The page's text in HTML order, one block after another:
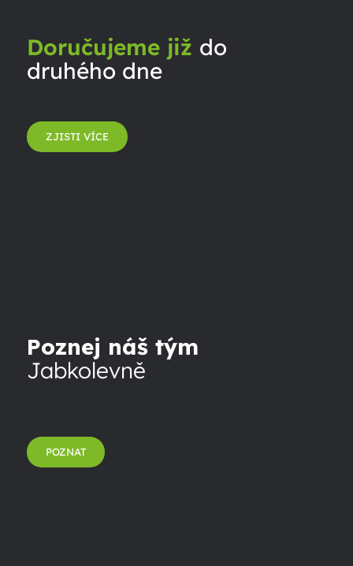
Doručujeme již do
druhého dne
ZJISTI VÍCE
Poznej náš tým
Jabkolevně
POZNAT